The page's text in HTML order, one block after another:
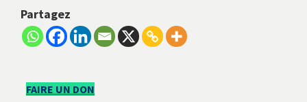
Partagez
Barre
FAIRE UN DON